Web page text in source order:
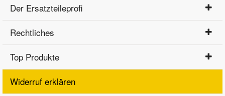
Der Ersatzteileprofi
Rechtliches
Top Produkte
Widerruf erklären